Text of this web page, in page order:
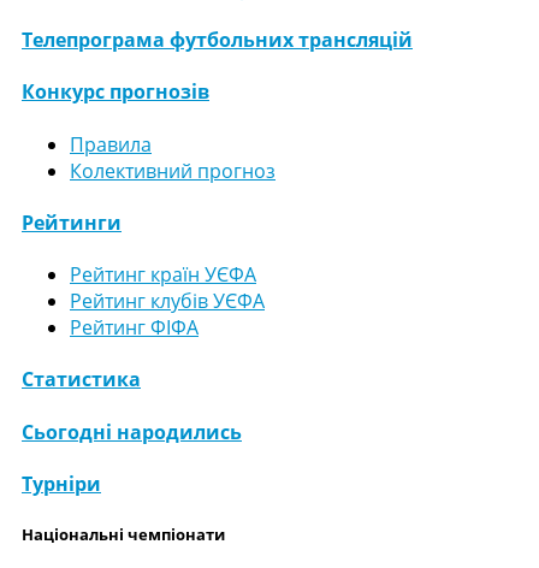
Телепрограма футбольних трансляцій
Конкурс прогнозів
Правила
Колективний прогноз
Рейтинги
Рейтинг країн УЄФА
Рейтинг клубів УЄФА
Рейтинг ФІФА
Статистика
Сьогодні народились
Турніри
Національні чемпіонати